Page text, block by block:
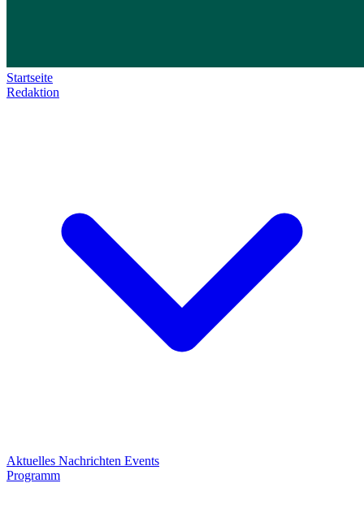
Startseite
Redaktion
Aktuelles Nachrichten Events
Programm